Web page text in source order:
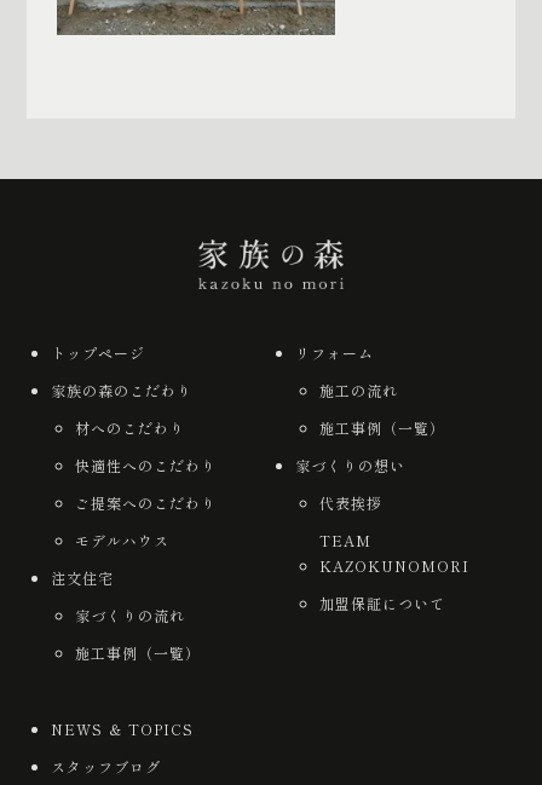
トップページ
家族の森のこだわり
材へのこだわり
快適性へのこだわり
ご提案へのこだわり
モデルハウス
注文住宅
家づくりの流れ
施工事例（一覧）
リフォーム
施工の流れ
施工事例（一覧）
家づくりの想い
代表挨拶
TEAM
KAZOKUNOMORI
加盟保証について
NEWS ＆ TOPICS
スタッフブログ